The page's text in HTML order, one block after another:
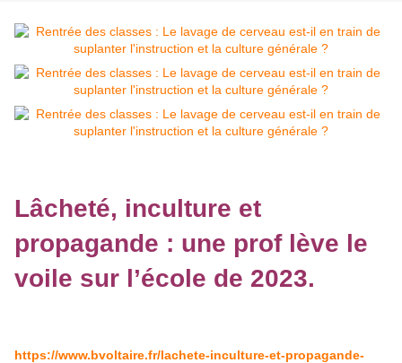
Lâcheté, inculture et
propagande : une prof lève le
voile sur l’école de 2023.
https://www.bvoltaire.fr/lachete-inculture-et-propagande-